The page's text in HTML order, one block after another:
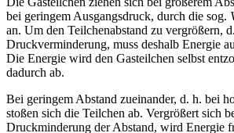
bei geringem Ausgangsdruck, durch die sog.
an. Um den Teilchenabstand zu vergrößern,
Druckverminderung, muss deshalb Energie
Die Energie wird den Gasteilchen selbst
dadurch ab.
Bei geringem Abstand zueinander, d. h. bei
stoßen sich die Teilchen ab. Vergrößert sich
Druckminderung der Abstand, wird Energie